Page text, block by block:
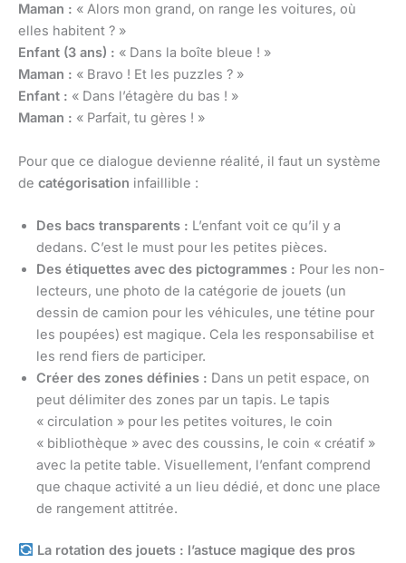
Maman : « Alors mon grand, on range les voitures, où
elles habitent ? »
Enfant (3 ans) : « Dans la boîte bleue ! »
Maman : « Bravo ! Et les puzzles ? »
Enfant : « Dans l’étagère du bas ! »
Maman : « Parfait, tu gères ! »
Pour que ce dialogue devienne réalité, il faut un système
de catégorisation infaillible :
Des bacs transparents : L’enfant voit ce qu’il y a
dedans. C’est le must pour les petites pièces.
Des étiquettes avec des pictogrammes : Pour les non-
lecteurs, une photo de la catégorie de jouets (un
dessin de camion pour les véhicules, une tétine pour
les poupées) est magique. Cela les responsabilise et
les rend fiers de participer.
Créer des zones définies : Dans un petit espace, on
peut délimiter des zones par un tapis. Le tapis
« circulation » pour les petites voitures, le coin
« bibliothèque » avec des coussins, le coin « créatif »
avec la petite table. Visuellement, l’enfant comprend
que chaque activité a un lieu dédié, et donc une place
de rangement attitrée.
La rotation des jouets : l’astuce magique des pros